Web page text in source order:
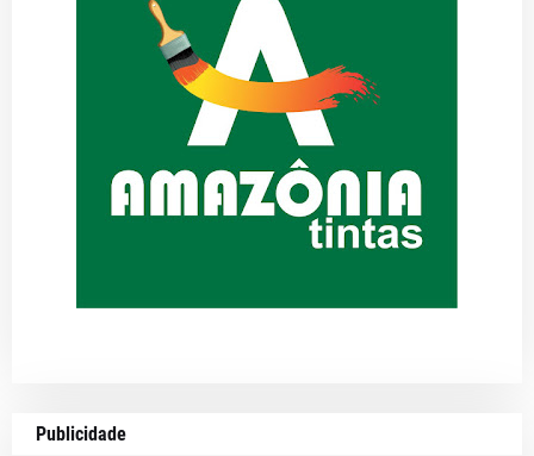
Publicidade